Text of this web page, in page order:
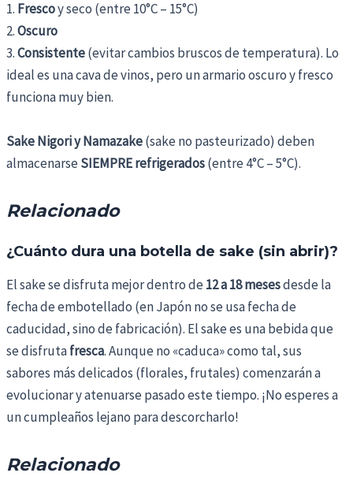
1. Frescoy seco (entre 10°C – 15°C)
2.Oscuro
3.Consistente(evitar cambios bruscos de temperatura). Lo
ideal es una cava de vinos, pero un armario oscuro y fresco
funciona muy bien.
Sake Nigori y Namazake(sake no pasteurizado) deben
almacenarseSIEMPRE refrigerados(entre 4°C – 5°C).
Relacionado
¿Cuánto dura una botella de sake (sin abrir)?
El sake se disfruta mejor dentro de12 a 18 mesesdesde la
fecha de embotellado (en Japón no se usa fecha de
caducidad, sino de fabricación). El sake es una bebida que
se disfrutafresca. Aunque no «caduca» como tal, sus
sabores más delicados (florales, frutales) comenzarán a
evolucionar y atenuarse pasado este tiempo. ¡No esperes a
un cumpleaños lejano para descorcharlo!
Relacionado